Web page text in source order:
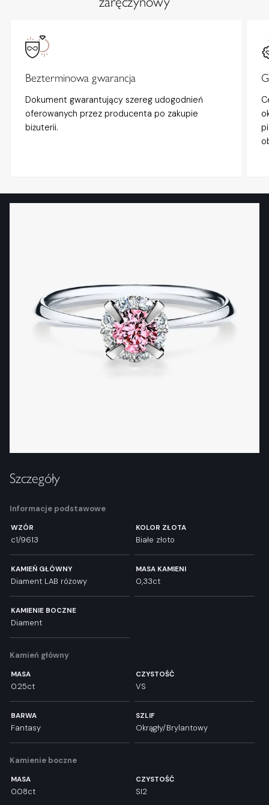
Bezterminowa gwarancja
Dokument gwarantujący szereg udogodnień
oferowanych przez producenta po zakupie
biżuterii.
Szczegóły
Informacje podstawowe
WZÓR
c1/9613
KOLOR ZŁOTA
Białe złoto
KAMIEŃ GŁÓWNY
Diament LAB różowy
MASA KAMIENI
0,33ct
KAMIENIE BOCZNE
Diament
Kamień główny
MASA
0.25ct
CZYSTOŚĆ
VS
BARWA
Fantasy
SZLIF
Okrągły/Brylantowy
Kamienie boczne
MASA
0.08ct
CZYSTOŚĆ
SI2